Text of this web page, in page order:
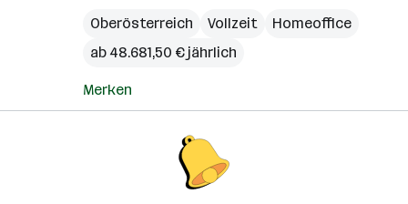
Oberösterreich
Vollzeit
Homeoffice
ab 48.681,50 € jährlich
Merken